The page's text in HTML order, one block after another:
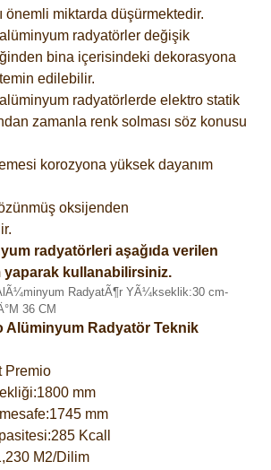
önemli miktarda düşürmektedir.
radyatörler değişik
bina içerisindeki dekorasyona
edilebilir.
radyatörlerde elektro statik
zamanla renk solması söz konusu
korozyona yüksek dayanım
oksijenden
radyatörleri aşağıda verilen
yaparak kullanabilirsiniz.
Alüminyum Radyatör Teknik
Premio
mm
mm
Kcall
M2/Dilim